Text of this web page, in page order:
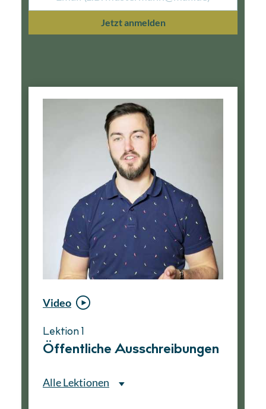
Jetzt anmelden
Video
Lektion 1
Öffentliche Ausschreibungen
Alle Lektionen
Ablauf eines